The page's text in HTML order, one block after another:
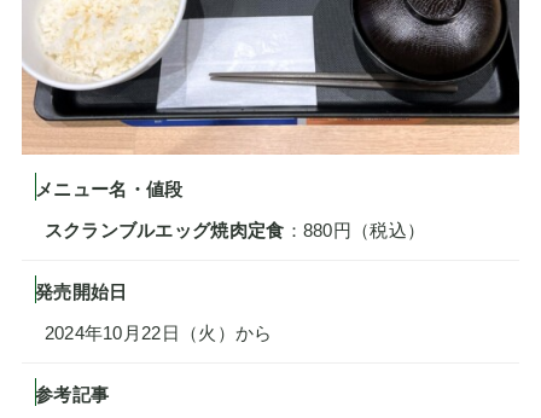
メニュー名・値段
スクランブルエッグ焼肉定食 ：880円（税込）
発売開始日
2024年10月22日（火）から
参考記事